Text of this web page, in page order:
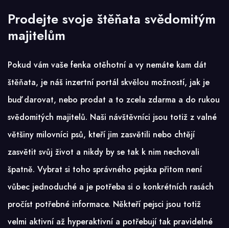
Prodejte svoje štěňata svědomitým
majitelům
Pokud vám vaše fenka otěhotní a vy nemáte kam dát
štěňata, je náš inzertní portál skvělou možností, jak je
buď darovat, nebo prodat a to zcela zdarma a do rukou
svědomitých majitelů. Naši návštěvníci jsou totiž z valné
většiny milovníci psů, kteří jim zasvětili nebo chtějí
zasvětit svůj život a nikdy by se tak k nim nechovali
špatně. Vybrat si toho správného pejska přitom není
vůbec jednoduché a je potřeba si o konkrétních rasách
pročíst potřebné informace. Někteří pejsci jsou totiž
velmi aktivní až hyperaktivní a potřebují tak pravidelné